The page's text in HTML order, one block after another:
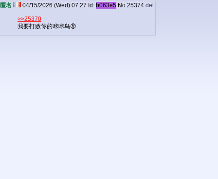
匿名 04/15/2026 (Wed) 07:27 Id: b063e5 No.25374 del
>>25370
我要打败你的咔咔鸟😡